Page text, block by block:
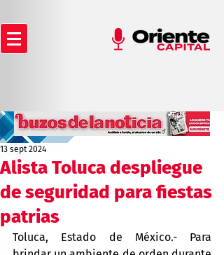
Alista Toluca despliegue
de seguridad para fiestas
patrias
13 sept 2024
Toluca, Estado de México.- Para